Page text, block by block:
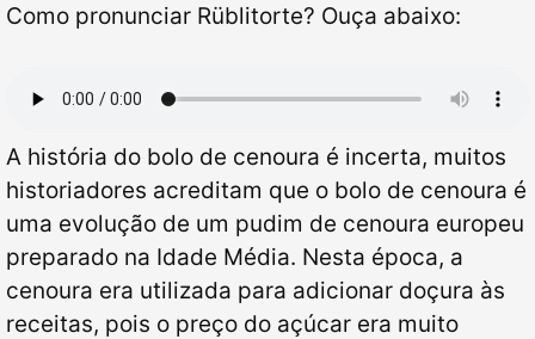
Como pronunciar Rüblitorte? Ouça abaixo:
A história do bolo de cenoura é incerta, muitos
historiadores acreditam que o bolo de cenoura é
uma evolução de um pudim de cenoura europeu
preparado na Idade Média. Nesta época, a
cenoura era utilizada para adicionar doçura às
receitas, pois o preço do açúcar era muito